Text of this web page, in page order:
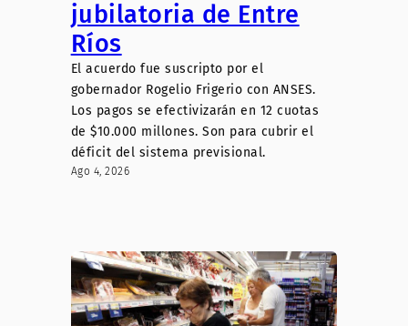
jubilatoria de Entre
Ríos
El acuerdo fue suscripto por el
gobernador Rogelio Frigerio con ANSES.
Los pagos se efectivizarán en 12 cuotas
de $10.000 millones. Son para cubrir el
déficit del sistema previsional.
Ago 4, 2026